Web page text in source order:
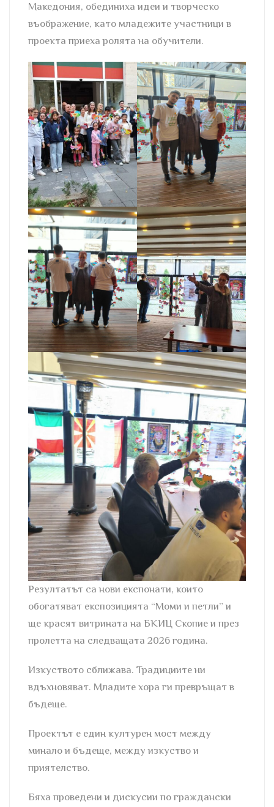
Македония, обединиха идеи и творческо
въображение, като младежите участници в
проекта приеха ролята на обучители.
Резултатът са нови експонати, които
обогатяват експозицията “Моми и петли” и
ще красят витрината на БКИЦ Скопие и през
пролетта на следващата 2026 година.
Изкуството сближава. Традициите ни
вдъхновяват. Младите хора ги превръщат в
бъдеще.
Проектът е един културен мост между
минало и бъдеще, между изкуство и
приятелство.
Бяха проведени и дискусии по граждански